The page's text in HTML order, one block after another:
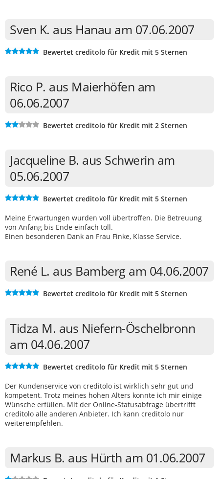
Sven K. aus Hanau am 07.06.2007
Bewertet creditolo für Kredit mit 5 Sternen
Rico P. aus Maierhöfen am
06.06.2007
Bewertet creditolo für Kredit mit 2 Sternen
Jacqueline B. aus Schwerin am
05.06.2007
Bewertet creditolo für Kredit mit 5 Sternen
Meine Erwartungen wurden voll übertroffen. Die Betreuung
von Anfang bis Ende einfach toll.
Einen besonderen Dank an Frau Finke, Klasse Service.
René L. aus Bamberg am 04.06.2007
Bewertet creditolo für Kredit mit 5 Sternen
Tidza M. aus Niefern-Öschelbronn
am 04.06.2007
Bewertet creditolo für Kredit mit 5 Sternen
Der Kundenservice von creditolo ist wirklich sehr gut und
kompetent. Trotz meines hohen Alters konnte ich mir einige
Wünsche erfüllen. Mit der Online-Statusabfrage übertrifft
creditolo alle anderen Anbieter. Ich kann creditolo nur
weiterempfehlen.
Markus B. aus Hürth am 01.06.2007